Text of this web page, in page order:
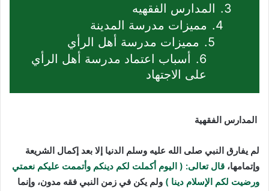
3.
المدارس الفقهيه
4.
مميزات مدرسة المدينة
5.
مميزات مدرسة أهل الرأي
6.
أسباب اعتماد مدرسة أهل الرأي
على الاجتهاد
المدارس الفقهية
لم يفارق النبي صلى الله عليه وسلم الدنيا إلا بعد إكمال الشريعة
وإتمامها، قال تعالى: ( اليوم أكملت لكم دينكم وأتممت عليكم نعمتي
ورضيت لكم الإسلام دينا ) ولم يكن في زمن النبي فقه مدون، وإنما